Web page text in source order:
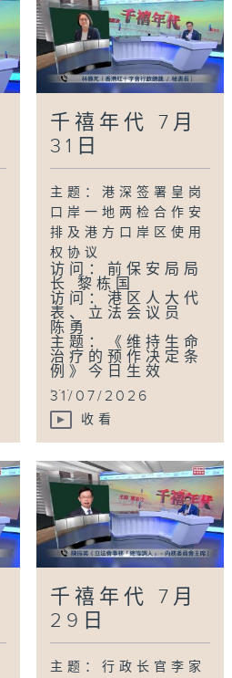
千禧年代 7月
31日
主题：港深签署皇岗
口岸一地两检合作安
排及港方口岸区使用
权协议
访问：前保安局局
长 黎栋国
访问：港区人大代
表、立法会议员
陈勇
主题：《维持生命
治疗的预作决定条
例》今日生效
...
31/07/2026
收看
千禧年代 7月
29日
主题：行政长官李家